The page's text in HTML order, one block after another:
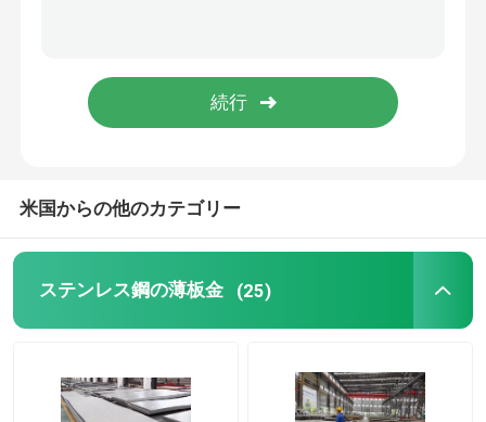
米国からの他のカテゴリー
ステンレス鋼の薄板金 (25)